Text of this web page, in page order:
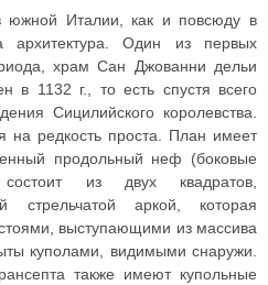
южной Италии, как и повсюду в
архитектура. Один из первых
храм Сан Джованни дельи
в 1132 г., то есть спустя всего
Сицилийского королевства.
на редкость проста. План имеет
продольный неф (боковые
состоит из двух квадратов,
стрельчатой аркой, которая
выступающими из массива
куполами, видимыми снаружи.
также имеют купольные